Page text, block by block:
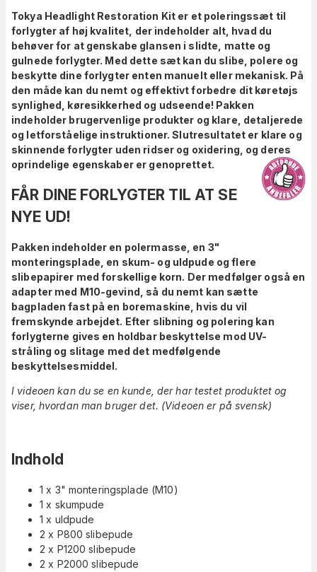
Tokya Headlight Restoration Kit er et poleringssæt til
forlygter af høj kvalitet, der indeholder alt, hvad du
behøver for at genskabe glansen i slidte, matte og
gulnede forlygter. Med dette sæt kan du slibe, polere og
beskytte dine forlygter enten manuelt eller mekanisk. På
den måde kan du nemt og effektivt forbedre dit køretøjs
synlighed, køresikkerhed og udseende! Pakken
indeholder brugervenlige produkter og klare, detaljerede
og letforståelige instruktioner. Slutresultatet er klare og
skinnende forlygter uden ridser og oxidering, og deres
oprindelige egenskaber er genoprettet.
FÅR DINE FORLYGTER TIL AT SE
NYE UD!
Pakken indeholder en polermasse, en 3"
monteringsplade, en skum- og uldpude og flere
slibepapirer med forskellige korn. Der medfølger også en
adapter med M10-gevind, så du nemt kan sætte
bagpladen fast på en boremaskine, hvis du vil
fremskynde arbejdet. Efter slibning og polering kan
forlygterne gives en holdbar beskyttelse mod UV-
stråling og slitage med det medfølgende
beskyttelsesmiddel.
I videoen kan du se en kunde, der har testet produktet og
viser, hvordan man bruger det. (Videoen er på svensk)
Indhold
1 x 3" monteringsplade (M10)
1 x skumpude
1 x uldpude
2 x P800 slibepude
2 x P1200 slibepude
2 x P2000 slibepude